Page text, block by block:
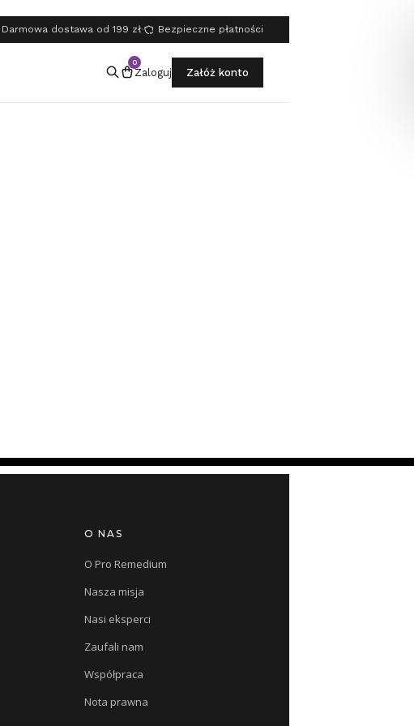
Darmowa dostawa od 199 zł· Bezpieczne płatności
0
Zaloguj Załóż konto
O NAS
O Pro Remedium
Nasza misja
Nasi eksperci
Zaufali nam
Współpraca
Nota prawna